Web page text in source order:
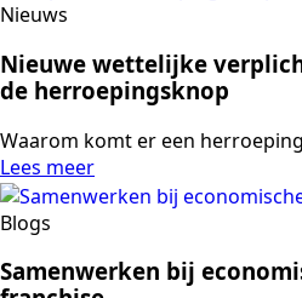
Nieuws
Nieuwe wettelijke
de herroepingsknop
Waarom komt er een
Lees meer
Blogs
Samenwerken bij